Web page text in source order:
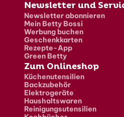
Newsletter und
Newsletter abonnieren
Mein Betty Bossi
Werbung buchen
Geschenkkarten
Rezepte-App
Green Betty
Zum Onlineshop
Küchenutensilien
Backzubehör
Elektrogeräte
Haushaltswaren
Reinigungsutensilien